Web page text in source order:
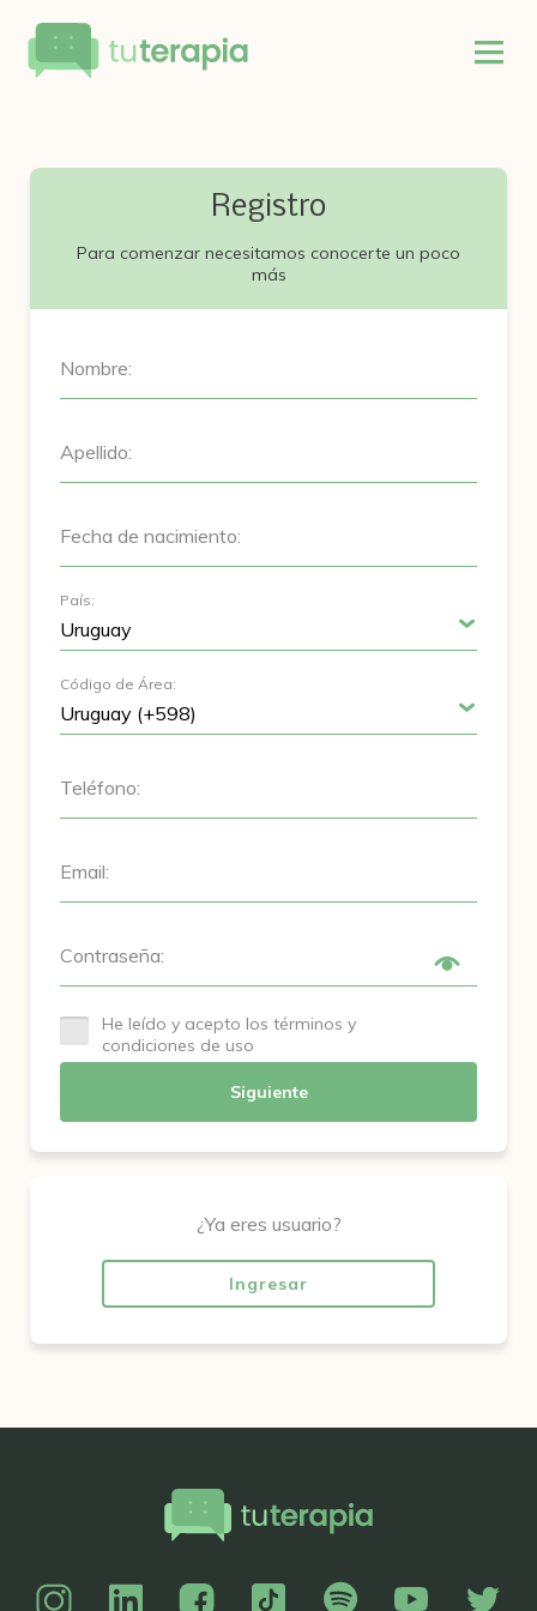
Registro
Para comenzar necesitamos conocerte un poco
más
Nombre:
Apellido:
Fecha de nacimiento:
País:
Código de Área:
Teléfono:
Email:
Contraseña:
He leído y acepto los términos y
condiciones de uso
Siguiente
¿Ya eres usuario?
Ingresar